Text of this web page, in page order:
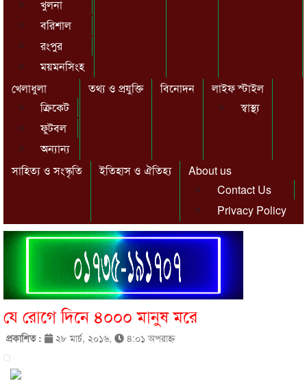
খুলনা
বরিশাল
রংপুর
ময়মনসিংহ
খেলাধুলা
ক্রিকেট
ফুটবল
অন্যান্য
তথ্য ও প্রযুক্তি বিনোদন
লাইফ স্টাইল
স্বাস্থ্য
সাহিত্য ও সংস্কৃতি ইতিহাস ও ঐতিহ্য
About us
Contact Us
Privacy Policy
যে রোগে দিনে ৪০০০ মানুষ মরে
প্রকাশিত : ২৮ মার্চ, ২০১৬, ৪:০১ অপরাহ্ণ